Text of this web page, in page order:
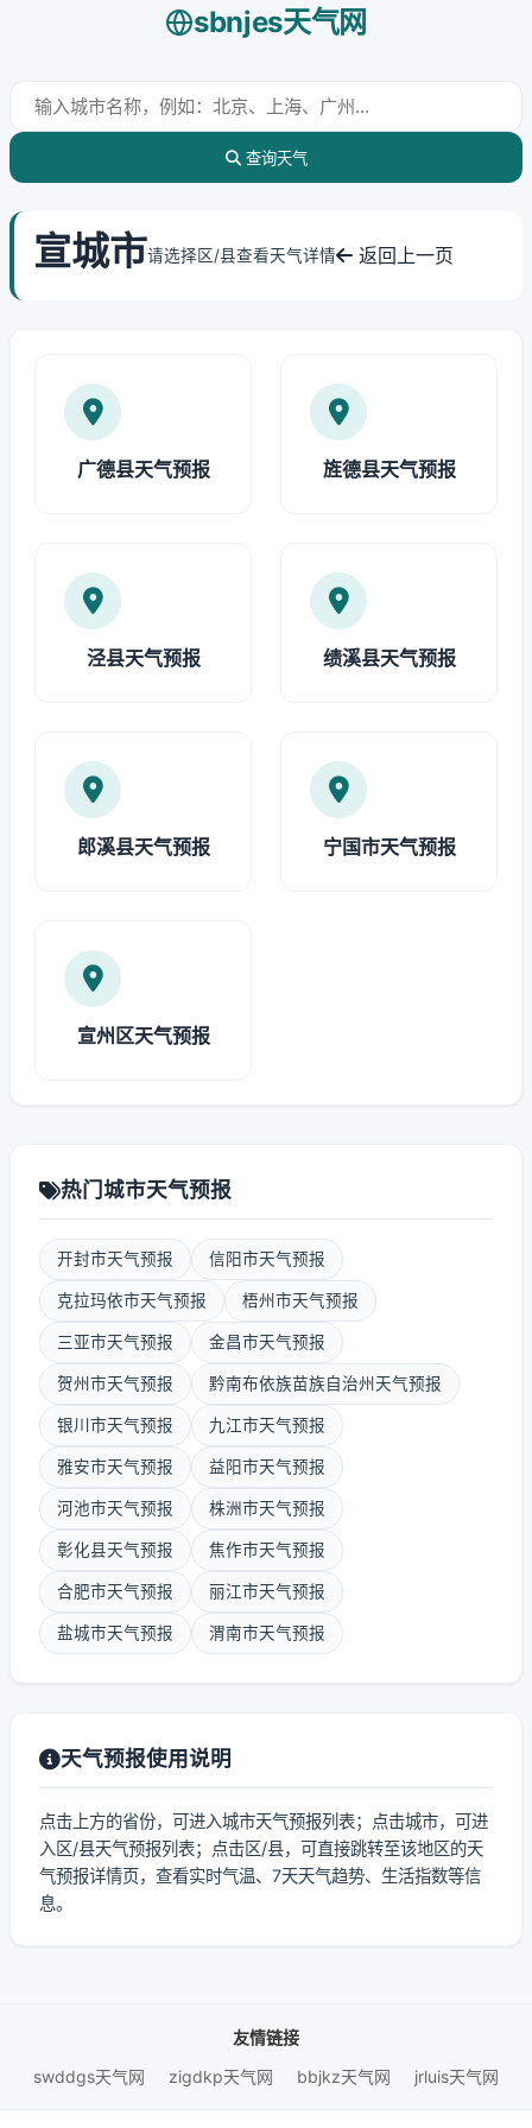
sbnjes天气网
查询天气
宣城市请选择区/县查看天气详情 返回上一页
广德县天气预报 旌德县天气预报
泾县天气预报 绩溪县天气预报
郎溪县天气预报 宁国市天气预报
宣州区天气预报
热门城市天气预报
开封市天气预报 信阳市天气预报
克拉玛依市天气预报 梧州市天气预报
三亚市天气预报 金昌市天气预报
贺州市天气预报 黔南布依族苗族自治州天气预报
银川市天气预报 九江市天气预报
雅安市天气预报 益阳市天气预报
河池市天气预报 株洲市天气预报
彰化县天气预报 焦作市天气预报
合肥市天气预报 丽江市天气预报
盐城市天气预报 渭南市天气预报
天气预报使用说明
点击上方的省份，可进入城市天气预报列表；点击城市，可进
入区/县天气预报列表；点击区/县，可直接跳转至该地区的天
气预报详情页，查看实时气温、7天天气趋势、生活指数等信
息。
友情链接
swddgs天气网
zigdkp天气网 bbjkz天气网 jrluis天气网